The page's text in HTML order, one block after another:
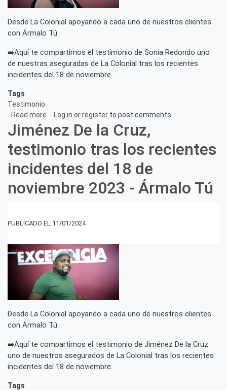
Desde La Colonial apoyando a cada uno de nuestros clientes
con Ármalo Tú.
➡️Aquí te compartimos el testimonio de Sonia Redondo uno
de nuestras aseguradas de La Colonial tras los recientes
incidentes del 18 de noviembre.
Tags
Testimonio
Read more about
Sonia
Redondo,
testimonio
tras
los
incidentes
de
2023
-
Ármalo
Tú
Log in orregister to post comments
Jiménez De la Cruz,
testimonio tras los recientes
incidentes del 18 de
noviembre 2023 - Ármalo Tú
11/01/2024
Desde La Colonial apoyando a cada uno de nuestros clientes
con Ármalo Tú.
➡️Aquí te compartimos el testimonio de Jiménez De la Cruz
uno de nuestros asegurados de La Colonial tras los recientes
incidentes del 18 de noviembre.
Tags